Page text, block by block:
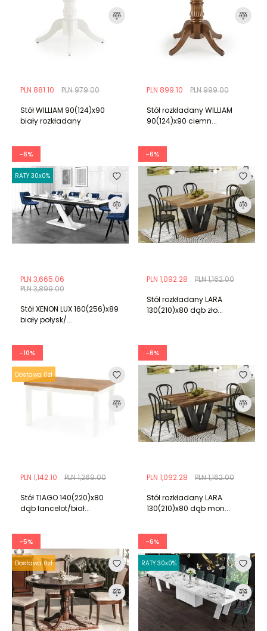
PLN 979.00
PLN 881.10
Stół WILLIAM 90(124)x90
biały rozkładany
PLN 999.00
PLN 899.10
Stół rozkładany WILLIAM
90(124)x90 ciemn...
-6%
RATY 30x0%
PLN 3,899.00
PLN 3,665.06
Stół XENON LUX 160(256)x89
biały połysk/...
-6%
PLN 1,162.00
PLN 1,092.28
Stół rozkładany LARA
130(210)x80 dąb zło...
-10%
Dostawa 0zł
PLN 1,269.00
PLN 1,142.10
Stół TIAGO 140(220)x80
dąb lancelot/biał...
-6%
PLN 1,162.00
PLN 1,092.28
Stół rozkładany LARA
130(210)x80 dąb mon...
-5%
Dostawa 0zł
-6%
RATY 30x0%